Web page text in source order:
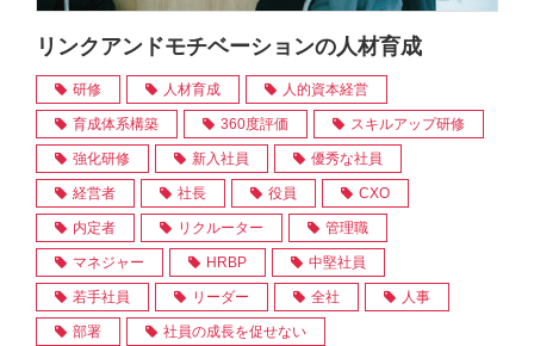
リンクアンドモチベーションの人材育成
研修 人材育成 人的資本経営
育成体系構築 360度評価 スキルアップ研修
強化研修 新入社員 優秀な社員
経営者 社長 役員 CXO
内定者 リクルーター 管理職
マネジャー HRBP 中堅社員
若手社員 リーダー 全社 人事
部署 社員の成長を促せない